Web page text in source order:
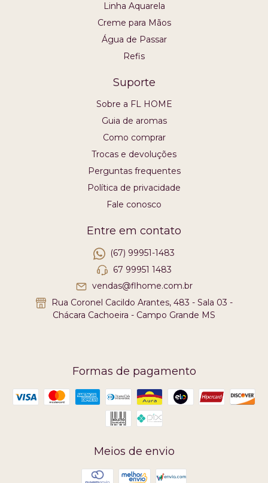
Linha Aquarela
Creme para Mãos
Água de Passar
Refis
Suporte
Sobre a FL HOME
Guia de aromas
Como comprar
Trocas e devoluções
Perguntas frequentes
Política de privacidade
Fale conosco
Entre em contato
(67) 99951-1483
67 99951 1483
vendas@flhome.com.br
Rua Coronel Cacildo Arantes, 483 - Sala 03 -
Chácara Cachoeira - Campo Grande MS
Formas de pagamento
Meios de envio